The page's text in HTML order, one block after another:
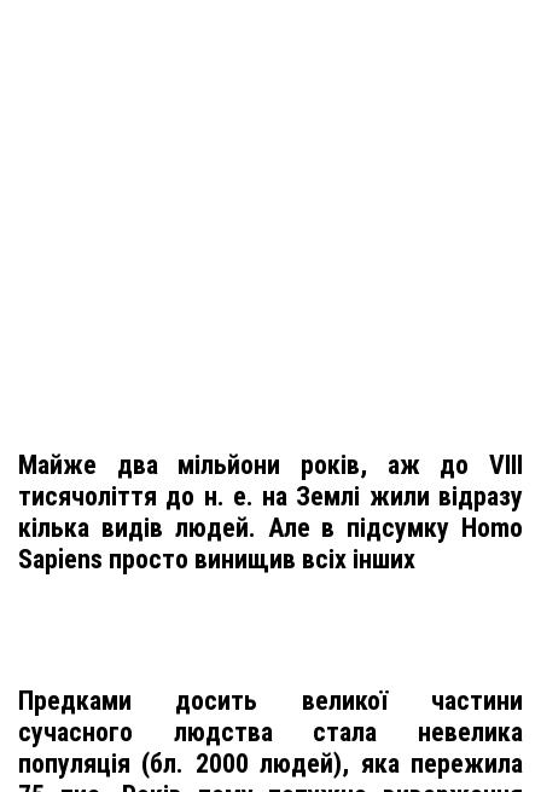
Майже два мільйони років, аж до VIII
тисячоліття до н. е. на Землі жили відразу
кілька видів людей. Але в підсумку Homo
Sapiens просто винищив всіх інших
Предками досить великої частини
сучасного людства стала невелика
популяція (бл. 2000 людей), яка пережила